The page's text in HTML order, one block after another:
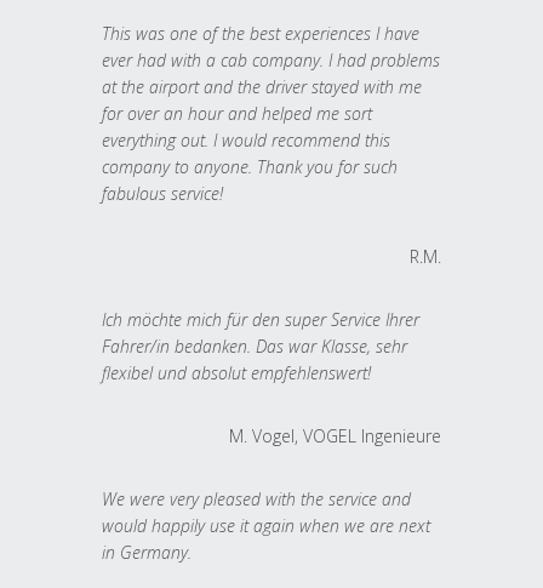
This was one of the best experiences I have
ever had with a cab company. I had problems
at the airport and the driver stayed with me
for over an hour and helped me sort
everything out. I would recommend this
company to anyone. Thank you for such
fabulous service!
R.M.
Ich möchte mich für den super Service Ihrer
Fahrer/in bedanken. Das war Klasse, sehr
flexibel und absolut empfehlenswert!
M. Vogel, VOGEL Ingenieure
We were very pleased with the service and
would happily use it again when we are next
in Germany.